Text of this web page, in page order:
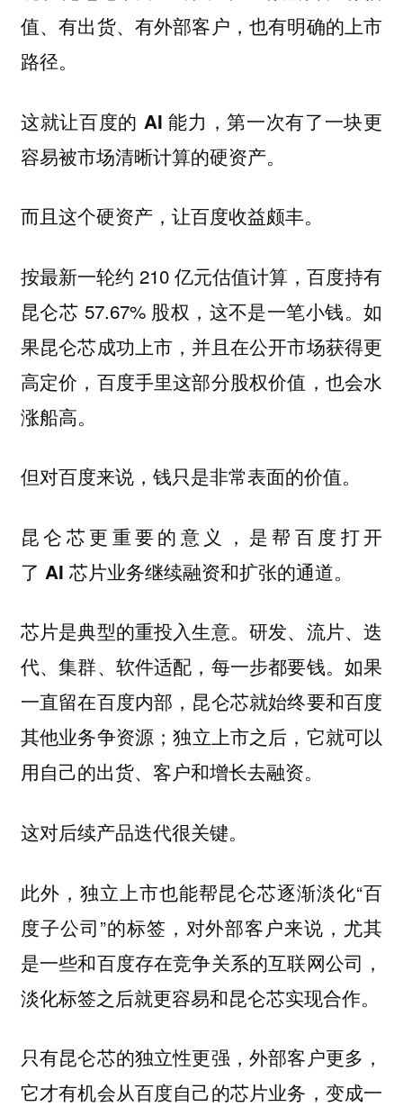
值、有出货、有外部客户，也有明确的上市
路径。
这就让百度的 AI 能力，第一次有了一块更
容易被市场清晰计算的硬资产。
而且这个硬资产，让百度收益颇丰。
按最新一轮约 210 亿元估值计算，百度持有
昆仑芯 57.67% 股权，这不是一笔小钱。如
果昆仑芯成功上市，并且在公开市场获得更
高定价，百度手里这部分股权价值，也会水
涨船高。
但对百度来说，钱只是非常表面的价值。
昆仑芯更重要的意义，是帮百度打开
了 AI 芯片业务继续融资和扩张的通道。
芯片是典型的重投入生意。研发、流片、迭
代、集群、软件适配，每一步都要钱。如果
一直留在百度内部，昆仑芯就始终要和百度
其他业务争资源；独立上市之后，它就可以
用自己的出货、客户和增长去融资。
这对后续产品迭代很关键。
此外，独立上市也能帮昆仑芯逐渐淡化“百
度子公司”的标签，对外部客户来说，尤其
是一些和百度存在竞争关系的互联网公司，
淡化标签之后就更容易和昆仑芯实现合作。
只有昆仑芯的独立性更强，外部客户更多，
它才有机会从百度自己的芯片业务，变成一